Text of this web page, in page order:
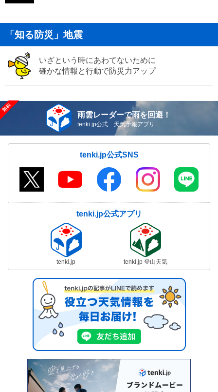
「知る防災」地震
いざという時にあわてないために
確かな情報と行動で防災力アップ
雨雲レーダーで雨を回避！
tenki.jp公式 天気予報アプリ
tenki.jp公式SNS
tenki.jp公式アプリ
tenki.jp tenki.jp 登山天気